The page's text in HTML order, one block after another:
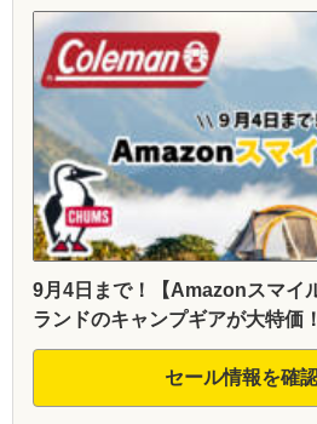
9月4日まで！【Amazonスマイ
ランドのキャンプギアが大特価！
セール情報を確